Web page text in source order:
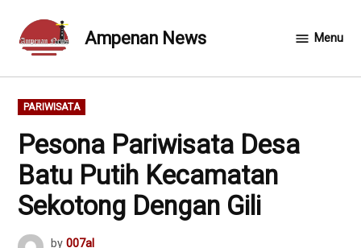
content
Ampenan News Menu
POSTED
IN
PARIWISATA
Pesona Pariwisata Desa
Batu Putih Kecamatan
Sekotong Dengan Gili
by 007al